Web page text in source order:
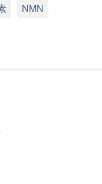
同時使骨骼更強
有助於維持這些
研究也指出它具
此有益於與發炎
要作用，使軟骨
，即可享本地
HK$500需附加
安排發貨。
響。當八號烈風
送貨服務時間將
NMN